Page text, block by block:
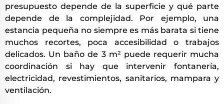
presupuesto depende de la superficie y qué parte
depende de la complejidad. Por ejemplo, una
estancia pequeña no siempre es más barata si tiene
muchos recortes, poca accesibilidad o trabajos
delicados. Un baño de 3 m² puede requerir mucha
coordinación si hay que intervenir fontanería,
electricidad, revestimientos, sanitarios, mampara y
ventilación.